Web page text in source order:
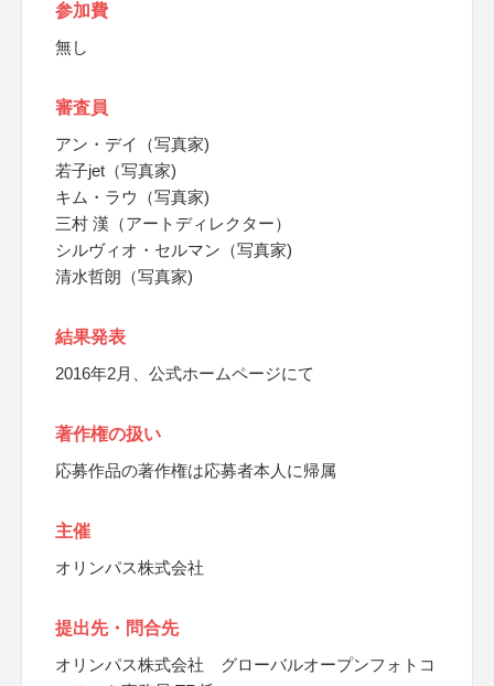
参加費
無し
審査員
アン・デイ（写真家)
若子jet（写真家)
キム・ラウ（写真家)
三村 漢（アートディレクター）
シルヴィオ・セルマン（写真家)
清水哲朗（写真家)
結果発表
2016年2月、公式ホームページにて
著作権の扱い
応募作品の著作権は応募者本人に帰属
主催
オリンパス株式会社
提出先・問合先
オリンパス株式会社 グローバルオープンフォトコ